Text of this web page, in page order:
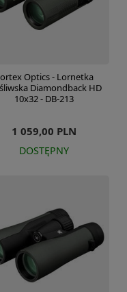
Optics - Lornetka
Diamondback HD
10x32 - DB-213
1 059,00 PLN
DOSTĘPNY